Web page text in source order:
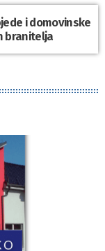
i domovinske
branitelja